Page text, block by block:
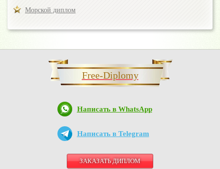
Морской диплом
Free-Diplomy
Написать в WhatsApp
Написать в Telegram
ЗАКАЗАТЬ ДИПЛОМ